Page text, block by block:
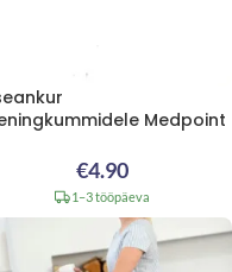
Medpoint
€4.90
1–3 tööpäeva